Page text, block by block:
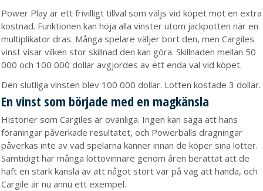
Power Play är ett frivilligt tillval som väljs vid köpet mot en extra
kostnad. Funktionen kan höja alla vinster utom jackpotten när en
multiplikator dras. Många spelare väljer bort den, men Cargiles
vinst visar vilken stor skillnad den kan göra. Skillnaden mellan 50
000 och 100 000 dollar avgjordes av ett enda val vid köpet.
Den slutliga vinsten blev 100 000 dollar. Lotten kostade 3 dollar.
En vinst som började med en magkänsla
Historier som Cargiles är ovanliga. Ingen kan säga att hans
föraningar påverkade resultatet, och Powerballs dragningar
påverkas inte av vad spelarna känner innan de köper sina lotter.
Samtidigt har många lottovinnare genom åren berättat att de
haft en stark känsla av att något stort var på väg att hända, och
Cargile är nu ännu ett exempel.